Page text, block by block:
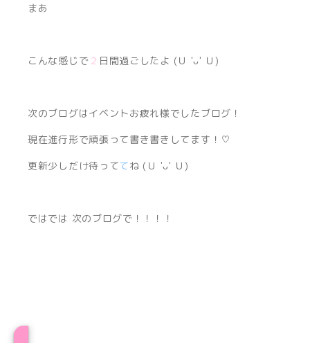
まあ
こんな感じで ２ 日間過ごしたよ (Ｕ 'ᴗ' Ｕ)
次のブログはイベントお疲れ様でしたブログ！
現在進行形で頑張って書き書きしてます！♡
更新少しだけ待っててね (Ｕ 'ᴗ' Ｕ)
ではでは 次のブログで！！！！